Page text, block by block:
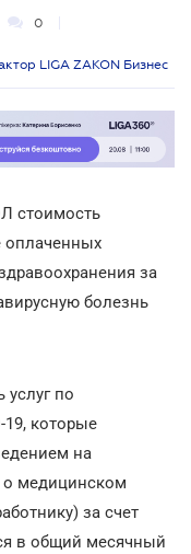
0
LIGA ZAKON Бизнес
стоимость
оплаченных
за
болезнь
по
19, которые
на
о медицинском
за счет
в общий месячный